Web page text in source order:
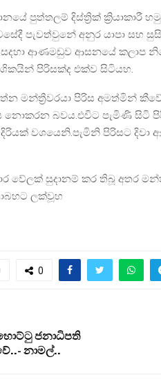
පුත්තලම් දිස්ත්‍රික් ක්‍රියාකාරී
පැවත්වුනේ අනුර යාපා සහ
සදහා ආණමඩුව ආසනයේ කලාප
පිරිසක්ද එක්ව සිටියහ.
මන්ත්‍රීවරයා පිරිස අමත්මින්
නොකරන බවය.එවිට පැමිණි සිටි
වශයෙනි.පැමිනි පිරිසට දිවා
වේලක් සුදානම් කර තිබූ අතර
ලක්වූහ
0
ජනාධිපති
නාමල්..